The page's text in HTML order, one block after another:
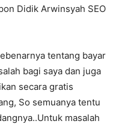
Didik Arwinsyah SEO
tentang bayar
bagi saya dan juga
secara gratis
So semuanya tentu
masalah